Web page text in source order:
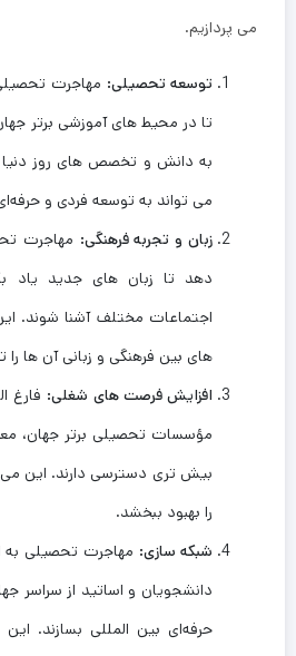
می پردازیم.
توسعه تحصیلی: مهاجرت
تا در محیط‌ های آموزشی برتر
به دانش و تخصص ‌های روز دنیا
می ‌تواند به توسعه فردی و
زبان و تجربه فرهنگی: مهاجرت
‌دهد تا زبان ‌های جدید یاد
اجتماعات مختلف آشنا شوند.
‌های بین فرهنگی و زبانی آن ‌ها
افزایش فرصت‌ های شغلی: فارغ
مؤسسات تحصیلی برتر جهان،
بیش تری دسترسی دارند. این می
را بهبود ببخشد.
شبکه‌ سازی: مهاجرت تحصیلی به
دانشجویان و اساتید از سراسر
حرفه‌ای بین ‌المللی بسازند.